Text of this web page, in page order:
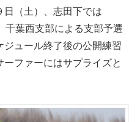
（土）、志田下では
千葉西支部による支部予選
ュール終了後の公開練習
ファーにはサプライズと
US ON